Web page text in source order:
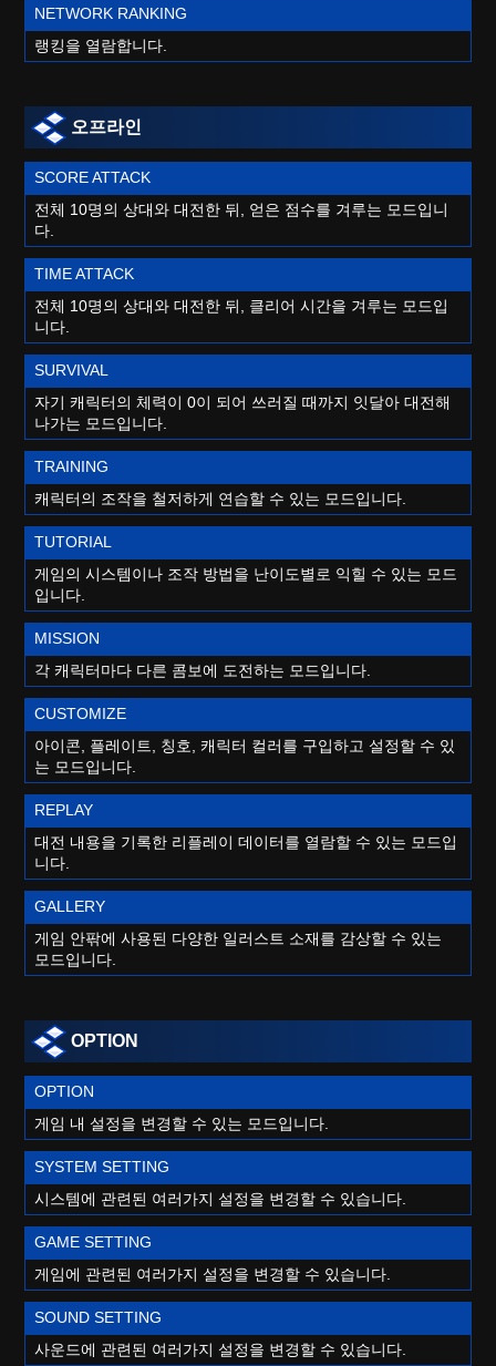
NETWORK RANKING
랭킹을 열람합니다.
오프라인
SCORE ATTACK
전체 10명의 상대와 대전한 뒤, 얻은 점수를 겨루는 모드입니
다.
TIME ATTACK
전체 10명의 상대와 대전한 뒤, 클리어 시간을 겨루는 모드입
니다.
SURVIVAL
자기 캐릭터의 체력이 0이 되어 쓰러질 때까지 잇달아 대전해
나가는 모드입니다.
TRAINING
캐릭터의 조작을 철저하게 연습할 수 있는 모드입니다.
TUTORIAL
게임의 시스템이나 조작 방법을 난이도별로 익힐 수 있는 모드
입니다.
MISSION
각 캐릭터마다 다른 콤보에 도전하는 모드입니다.
CUSTOMIZE
아이콘, 플레이트, 칭호, 캐릭터 컬러를 구입하고 설정할 수 있
는 모드입니다.
REPLAY
대전 내용을 기록한 리플레이 데이터를 열람할 수 있는 모드입
니다.
GALLERY
게임 안팎에 사용된 다양한 일러스트 소재를 감상할 수 있는
모드입니다.
OPTION
OPTION
게임 내 설정을 변경할 수 있는 모드입니다.
SYSTEM SETTING
시스템에 관련된 여러가지 설정을 변경할 수 있습니다.
GAME SETTING
게임에 관련된 여러가지 설정을 변경할 수 있습니다.
SOUND SETTING
사운드에 관련된 여러가지 설정을 변경할 수 있습니다.